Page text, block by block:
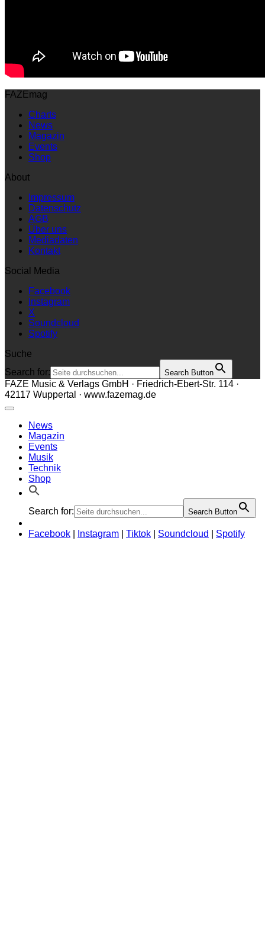
FAZEmag
Charts
News
Magazin
Events
Shop
About
Impressum
Datenschutz
AGB
Über uns
Mediadaten
Kontakt
Social Media
Facebook
Instagram
X
Soundcloud
Spotify
Suche
Search for:
Search Button
FAZE Music & Verlags GmbH · Friedrich-Ebert-Str. 114 ·
42117 Wuppertal · www.fazemag.de
News
Magazin
Events
Musik
Technik
Shop
Search for: Search Button
Facebook Instagram Tiktok Soundcloud Spotify